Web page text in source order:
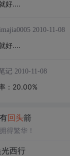
好....
2010-11-08
好....
记 2010-11-08
：20.00%
回头箭
得繁华！
光西行